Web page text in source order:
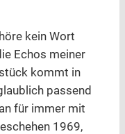
kein Wort
Echos meiner
kommt in
passend
für immer mit
1969,